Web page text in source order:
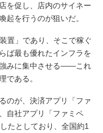
を促し、店内のサイネー
起を行うのが狙いだ。
置」であり、そこで稼ぐ
ば最も優れたインフラを
みに集中させる——これ
である。
のが、決済アプリ「ファ
自社アプリ「ファミペ
たとしており、全国約1